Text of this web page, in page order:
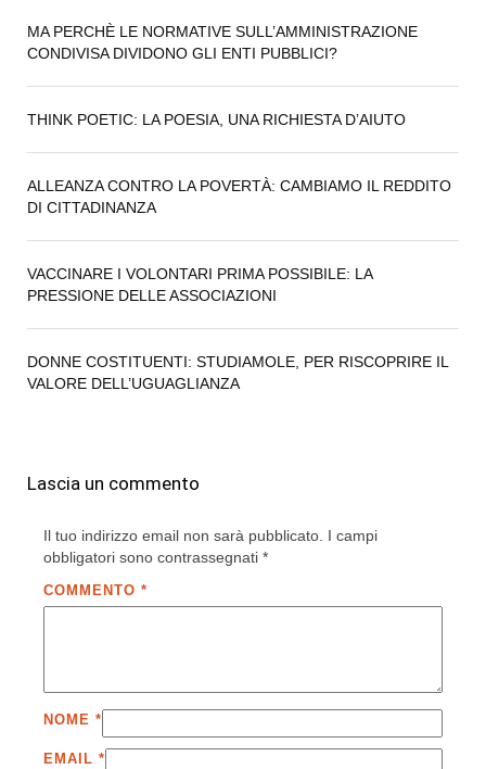
MA PERCHÈ LE NORMATIVE SULL’AMMINISTRAZIONE
CONDIVISA DIVIDONO GLI ENTI PUBBLICI?
THINK POETIC: LA POESIA, UNA RICHIESTA D’AIUTO
ALLEANZA CONTRO LA POVERTÀ: CAMBIAMO IL REDDITO
DI CITTADINANZA
VACCINARE I VOLONTARI PRIMA POSSIBILE: LA
PRESSIONE DELLE ASSOCIAZIONI
DONNE COSTITUENTI: STUDIAMOLE, PER RISCOPRIRE IL
VALORE DELL’UGUAGLIANZA
Lascia un commento
Il tuo indirizzo email non sarà pubblicato. I campi
obbligatori sono contrassegnati *
COMMENTO *
NOME *
EMAIL *